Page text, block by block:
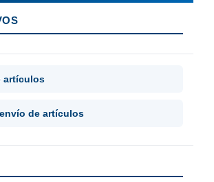
artículos
de artículos